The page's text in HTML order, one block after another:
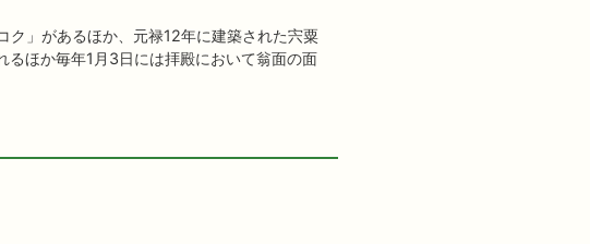
」があるほか、元禄12年に建築された宍粟
ほか毎年1月3日には拝殿において翁面の面